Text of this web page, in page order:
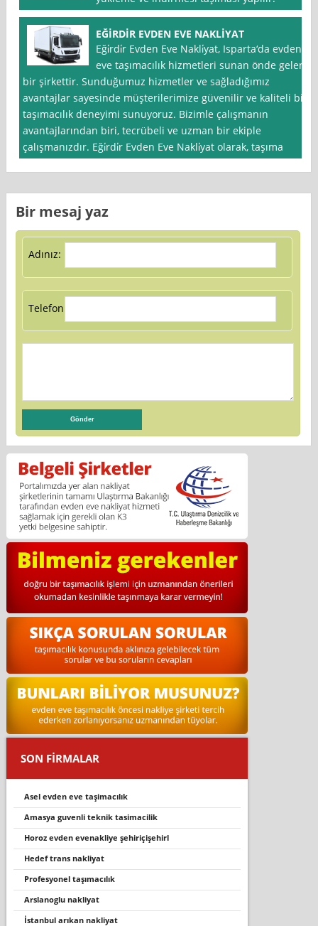
EĞİRDİR EVDEN EVE NAKLİYAT
Eği̇rdi̇r Evden Eve Nakli̇yat, Isparta‘da evden
eve taşımacılık hizmetleri sunan önde gelen
bir şirkettir. Sunduğumuz hizmetler ve sağladığımız
avantajlar sayesinde müşterilerimize güvenilir ve kaliteli bir
taşımacılık deneyimi sunuyoruz. Bizimle çalışmanın
avantajlarından biri, tecrübeli ve uzman bir ekiple
çalışmanızdır. Eği̇rdi̇r Evden Eve Nakli̇yat olarak, taşıma
Bir mesaj yaz
Adınız:
Telefon:
SON FİRMALAR
asel evden eve taşi̇macilik
amasya guvenli̇ tekni̇k tasi̇maci̇li̇k
horoz evden evenakli̇ye şehi̇ri̇çi̇şehi̇rl
hedef trans nakliyat
profesyonel taşımacılık
arslanoglu nakli̇yat
i̇stanbul arıkan nakliyat